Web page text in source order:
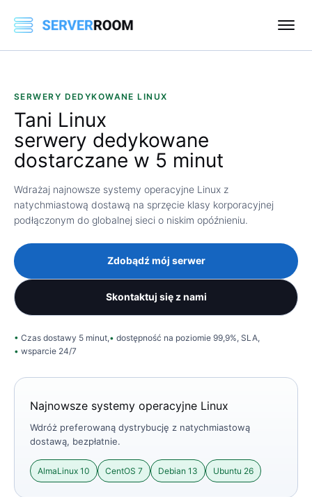
SERWERY DEDYKOWANE LINUX
Tani Linux
serwery dedykowane
dostarczane w 5 minut
Wdrażaj najnowsze systemy operacyjne Linux z
natychmiastową dostawą na sprzęcie klasy korporacyjnej
podłączonym do globalnej sieci o niskim opóźnieniu.
Zdobądź mój serwer
Skontaktuj się z nami
Czas dostawy 5 minut,
dostępność na poziomie 99,9%, SLA,
wsparcie 24/7
Najnowsze systemy operacyjne Linux
Wdróż preferowaną dystrybucję z natychmiastową
dostawą, bezpłatnie.
AlmaLinux 10 CentOS 7 Debian 13 Ubuntu 26